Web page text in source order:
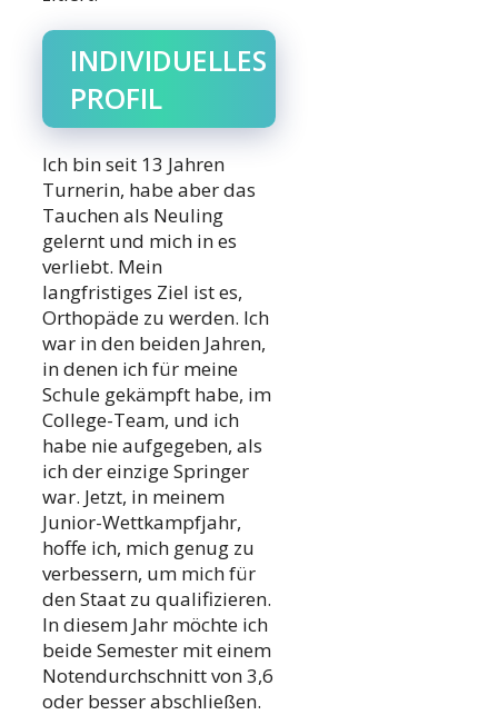
INDIVIDUELLES
PROFIL
Ich bin seit 13 Jahren
Turnerin, habe aber das
Tauchen als Neuling
gelernt und mich in es
verliebt. Mein
langfristiges Ziel ist es,
Orthopäde zu werden. Ich
war in den beiden Jahren,
in denen ich für meine
Schule gekämpft habe, im
College-Team, und ich
habe nie aufgegeben, als
ich der einzige Springer
war. Jetzt, in meinem
Junior-Wettkampfjahr,
hoffe ich, mich genug zu
verbessern, um mich für
den Staat zu qualifizieren.
In diesem Jahr möchte ich
beide Semester mit einem
Notendurchschnitt von 3,6
oder besser abschließen.